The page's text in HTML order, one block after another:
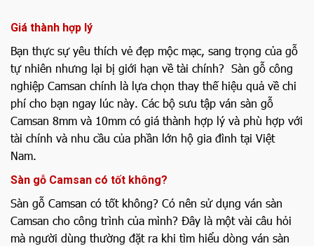
Giá thành hợp lý
Bạn thực sự yêu thích vẻ đẹp mộc mạc, sang trọng của gỗ
tự nhiên nhưng lại bị giới hạn về tài chính? Sàn gỗ công
nghiệp Camsan chính là lựa chọn thay thế hiệu quả về chi
phí cho bạn ngay lúc này. Các bộ sưu tập ván sàn gỗ
Camsan 8mm và 10mm có giá thành hợp lý và phù hợp với
tài chính và nhu cầu của phần lớn hộ gia đình tại Việt
Nam.
Sàn gỗ Camsan có tốt không?
Sàn gỗ Camsan có tốt không? Có nên sử dụng ván sàn
Camsan cho công trình của mình? Đây là một vài câu hỏi
mà người dùng thường đặt ra khi tìm hiểu dòng ván sàn